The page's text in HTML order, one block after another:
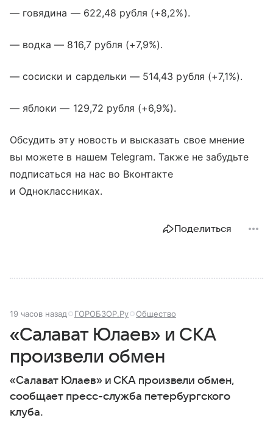
— говядина — 622,48 рубля (+8,2%).
— водка — 816,7 рубля (+7,9%).
— сосиски и сардельки — 514,43 рубля (+7,1%).
— яблоки — 129,72 рубля (+6,9%).
Обсудить эту новость и высказать свое мнение
вы можете в нашем Telegram. Также не забудьте
подписаться на нас во Вконтакте
и Одноклассниках.
Поделиться
19 часов назад ГОРОБЗОР.Ру Общество
«Салават Юлаев» и СКА
произвели обмен
«Салават Юлаев» и СКА произвели обмен,
сообщает пресс-служба петербургского
клуба.